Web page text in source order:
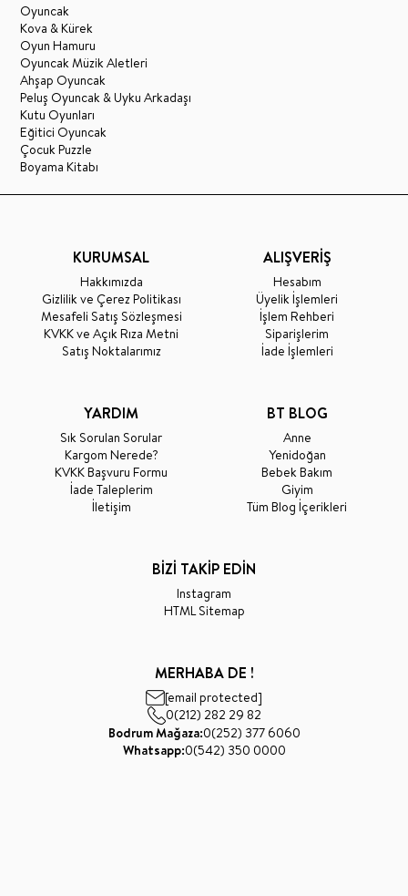
Oyuncak
Kova & Kürek
Oyun Hamuru
Oyuncak Müzik Aletleri
Ahşap Oyuncak
Peluş Oyuncak & Uyku Arkadaşı
Kutu Oyunları
Eğitici Oyuncak
Çocuk Puzzle
Boyama Kitabı
KURUMSAL
Hakkımızda
Gizlilik ve Çerez Politikası
Mesafeli Satış Sözleşmesi
KVKK ve Açık Rıza Metni
Satış Noktalarımız
ALIŞVERİŞ
Hesabım
Üyelik İşlemleri
İşlem Rehberi
Siparişlerim
İade İşlemleri
YARDIM
Sık Sorulan Sorular
Kargom Nerede?
KVKK Başvuru Formu
İade Taleplerim
İletişim
BT BLOG
Anne
Yenidoğan
Bebek Bakım
Giyim
Tüm Blog İçerikleri
BİZİ TAKİP EDİN
Instagram
HTML Sitemap
MERHABA DE !
[email protected]
0(212) 282 29 82
Bodrum Mağaza:0(252) 377 6060
Whatsapp:0(542) 350 0000